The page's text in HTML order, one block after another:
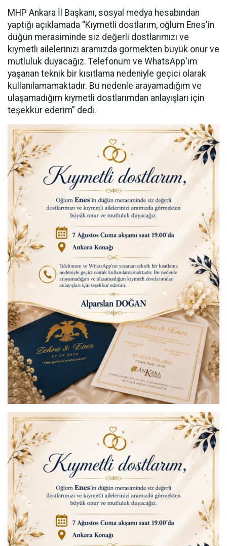
MHP Ankara İl Başkanı, sosyal medya hesabından
yaptığı açıklamada “Kıymetli dostlarım, oğlum Enes'in
düğün merasiminde siz değerli dostlarımızı ve
kıymetli ailelerinizi aramızda görmekten büyük onur ve
mutluluk duyacağız. Telefonum ve WhatsApp'ım
yaşanan teknik bir kısıtlama nedeniyle geçici olarak
kullanılamamaktadır. Bu nedenle arayamadığım ve
ulaşamadığım kıymetli dostlarımdan anlayışları için
teşekkür ederim” dedi.